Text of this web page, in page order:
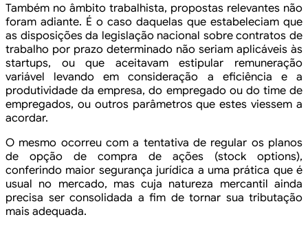
Também no âmbito trabalhista, propostas relevantes não
foram adiante. É o caso daquelas que estabeleciam que
as disposições da legislação nacional sobre contratos de
trabalho por prazo determinado não seriam aplicáveis às
startups, ou que aceitavam estipular remuneração
variável levando em consideração a eficiência e a
produtividade da empresa, do empregado ou do time de
empregados, ou outros parâmetros que estes viessem a
acordar.
O mesmo ocorreu com a tentativa de regular os planos
de opção de compra de ações (stock options),
conferindo maior segurança jurídica a uma prática que é
usual no mercado, mas cuja natureza mercantil ainda
precisa ser consolidada a fim de tornar sua tributação
mais adequada.